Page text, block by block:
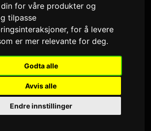
din for våre produkter og
tilpasse
,for å levere
er mer relevante for deg.
Godta alle
Avvis alle
Endre innstillinger
2026
Oversatt fra engelsk
Asia Thailand 2026 i Bangkok
sangerenReoNa
og knyttet kontakt med fans
fra Shadow House, Sword Art